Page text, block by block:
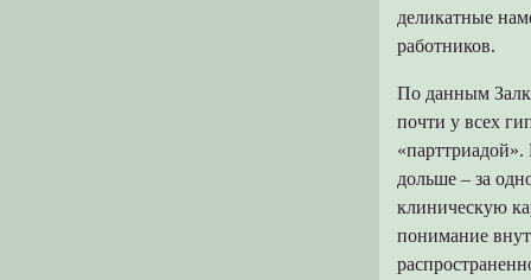
деликатные
работников.
По данным
почти у всех
дольше – за
клиническую
понимание